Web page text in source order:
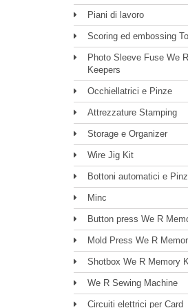
Piani di lavoro
Scoring ed embossing
Photo Sleeve Fuse We
Keepers
Occhiellatrici e Pinze
Attrezzature Stamping
Storage e Organizer
Wire Jig Kit
Bottoni automatici e
Minc
Button press We R
Mold Press We R
Shotbox We R Memory
We R Sewing Machine
Circuiti elettrici per Card